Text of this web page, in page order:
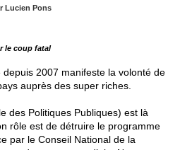
Lucien Pons
le coup fatal
2007 manifeste la volonté de
auprès des super riches.
des Politiques Publiques) est là
rôle est de détruire le programme
par le Conseil National de la